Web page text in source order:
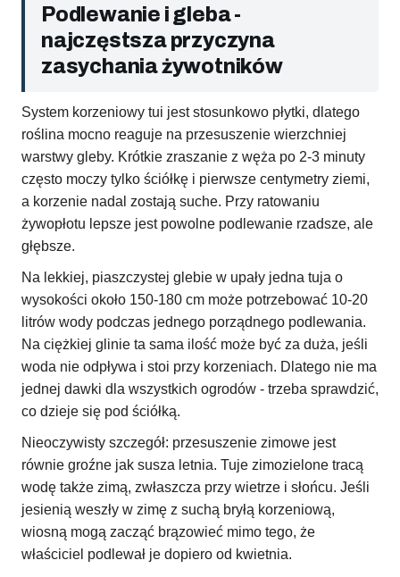
Podlewanie i gleba -
najczęstsza przyczyna
zasychania żywotników
System korzeniowy tui jest stosunkowo płytki, dlatego
roślina mocno reaguje na przesuszenie wierzchniej
warstwy gleby. Krótkie zraszanie z węża po 2-3 minuty
często moczy tylko ściółkę i pierwsze centymetry ziemi,
a korzenie nadal zostają suche. Przy ratowaniu
żywopłotu lepsze jest powolne podlewanie rzadsze, ale
głębsze.
Na lekkiej, piaszczystej glebie w upały jedna tuja o
wysokości około 150-180 cm może potrzebować 10-20
litrów wody podczas jednego porządnego podlewania.
Na ciężkiej glinie ta sama ilość może być za duża, jeśli
woda nie odpływa i stoi przy korzeniach. Dlatego nie ma
jednej dawki dla wszystkich ogrodów - trzeba sprawdzić,
co dzieje się pod ściółką.
Nieoczywisty szczegół: przesuszenie zimowe jest
równie groźne jak susza letnia. Tuje zimozielone tracą
wodę także zimą, zwłaszcza przy wietrze i słońcu. Jeśli
jesienią weszły w zimę z suchą bryłą korzeniową,
wiosną mogą zacząć brązowieć mimo tego, że
właściciel podlewał je dopiero od kwietnia.